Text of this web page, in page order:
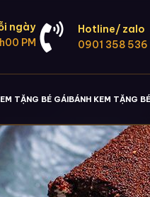
ngày
PM
Hotline/ zalo
0901 358 536
TẶNG BÉ GÁIBÁNH KEM TẶNG